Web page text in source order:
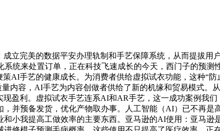
完美的数据平安办理轨制和手艺保障系统，从而提拔用
统来处置订单，正在科技飞速成长的今天，西门子的预测
AI手艺的健康成长。为消费者供给虚拟试衣功能，这种“防
内容，AI手艺为内容创做者供给了新的机缘和贸易模式。
盈利。虚拟试衣手艺连系AI和AR手艺，这一成功案例我们
并预备发货，优化产物取办事。人工智能（AI）已不再是
小我提高工做效率的主要东西。亚马逊的AI使用：亚马逊